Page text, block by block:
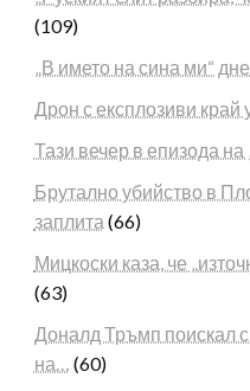
(109)
„В името на сина ми“
Дрон с експлозиви край
Тази вечер в епизода
Брутално убийство в
заплита (66)
Мицкоски каза, че
(63)
Доналд Тръмп поискал
на… (60)